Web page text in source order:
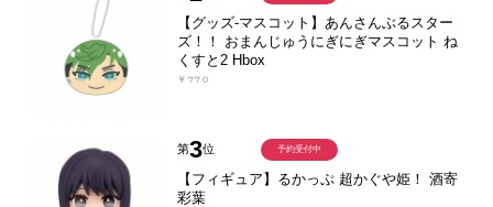
【グッズ-マスコット】あんさんぶるスター
ズ！！ おまんじゅうにぎにぎマスコット ね
くすと2 Hbox
￥770
第3位
【フィギュア】るかっぷ 超かぐや姫！ 酒寄
彩葉
予約受付中